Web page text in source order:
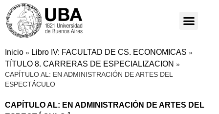
Inicio » Libro IV: FACULTAD DE CS. ECONOMICAS »
TÍTULO 8. CARRERAS DE ESPECIALIZACION »
CAPÍTULO AL: EN ADMINISTRACIÓN DE ARTES DEL
ESPECTÁCULO
CAPÍTULO AL: EN ADMINISTRACIÓN DE ARTES DEL